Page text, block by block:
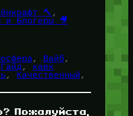
🔨
и Блогеры 🎥
, Вайб
Гайд, кавк
, Качественный
Пожалуйста,